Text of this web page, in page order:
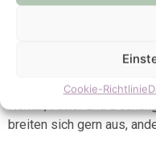
Cookie-Richtlinie
im Miniteich als auch im
haben: Blutweiderich,
Wasserminze. Diese
kommen mit temporärer
Nektar, Futter und
breiten sich gern aus,